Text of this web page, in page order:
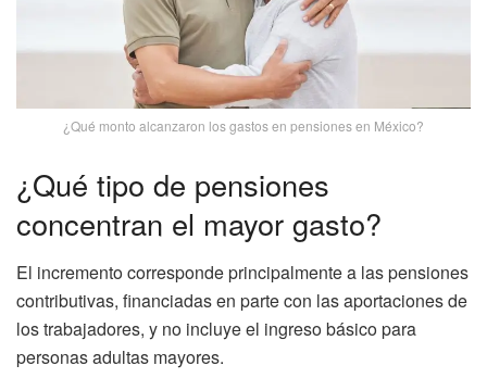
¿Qué monto alcanzaron los gastos en pensiones en México?
¿Qué tipo de pensiones
concentran el mayor gasto?
El incremento corresponde principalmente a las pensiones
contributivas, financiadas en parte con las aportaciones de
los trabajadores, y no incluye el ingreso básico para
personas adultas mayores.